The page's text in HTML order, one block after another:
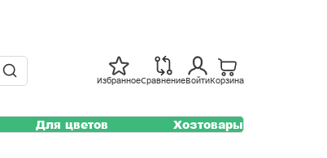
ИзбранноеСравнение Войти Корзина
Для цветов Хозтовары